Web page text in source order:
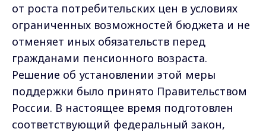
от роста потребительских цен в условиях
ограниченных возможностей бюджета и не
отменяет иных обязательств перед
гражданами пенсионного возраста.
Решение об установлении этой меры
поддержки было принято Правительством
России. В настоящее время подготовлен
соответствующий федеральный закон,